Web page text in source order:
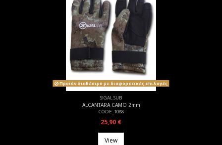
Προϊόν διαθέσιμο με διαφορετικές επιλογές
SIGAL SUB
ALCANTARA CAMO 2mm
CODE_1088
25,90 €
View